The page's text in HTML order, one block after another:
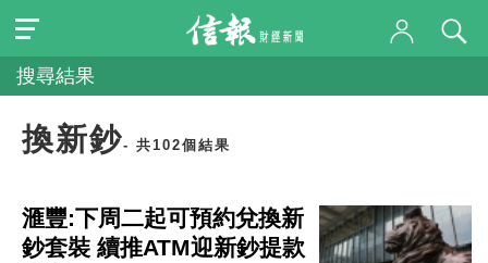
搜尋結果
換新鈔- 共102個結果
滙豐:下周二起可預約兌換新
鈔套裝 續推ATM迎新鈔提款